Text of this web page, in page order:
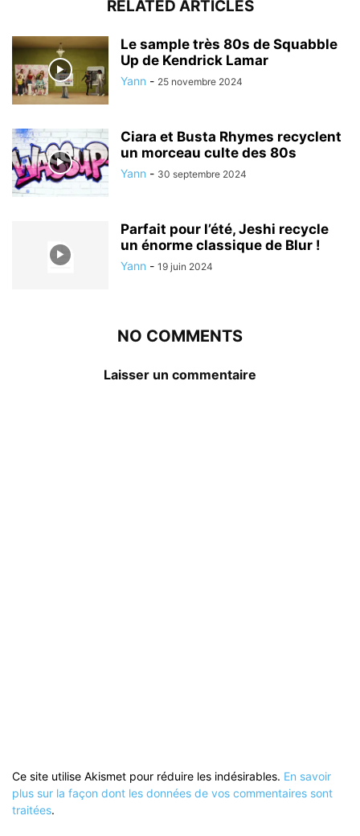
RELATED ARTICLES
Le sample très 80s de Squabble
Up de Kendrick Lamar
Yann - 25 novembre 2024
Ciara et Busta Rhymes recyclent
un morceau culte des 80s
Yann - 30 septembre 2024
Parfait pour l’été, Jeshi recycle
un énorme classique de Blur !
Yann - 19 juin 2024
NO COMMENTS
Laisser un commentaire
Ce site utilise Akismet pour réduire les indésirables. En savoir
plus sur la façon dont les données de vos commentaires sont
traitées.